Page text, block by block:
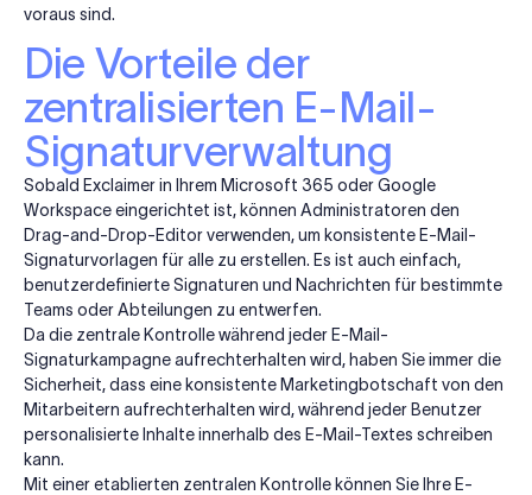
voraus sind.
Die Vorteile der
zentralisierten E-Mail-
Signaturverwaltung
Sobald Exclaimer in Ihrem Microsoft 365 oder Google
Workspace eingerichtet ist, können Administratoren den
Drag-and-Drop-Editor verwenden, um konsistente E-Mail-
Signaturvorlagen für alle zu erstellen. Es ist auch einfach,
benutzerdefinierte Signaturen und Nachrichten für bestimmte
Teams oder Abteilungen zu entwerfen.
Da die zentrale Kontrolle während jeder E-Mail-
Signaturkampagne aufrechterhalten wird, haben Sie immer die
Sicherheit, dass eine konsistente Marketingbotschaft von den
Mitarbeitern aufrechterhalten wird, während jeder Benutzer
personalisierte Inhalte innerhalb des E-Mail-Textes schreiben
kann.
Mit einer etablierten zentralen Kontrolle können Sie Ihre E-